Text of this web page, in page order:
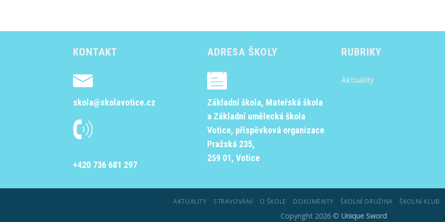
KONTAKT
skola@skolavotice.cz
+420 736 681 297
ADRESA ŠKOLY
Základní škola, Mateřská škola
a Základní umělecká škola
Votice, příspěvková organizace
Pražská 235,
259 01, Votice
RUBRIKY
Aktuality
AKTUALITY STRAVOVÁNÍ O ŠKOLE DOKUMENTY ŠKOLNÍ DRUŽINA ŠKOLNÍ KLUB
Copyright 2026 © Unique Sword